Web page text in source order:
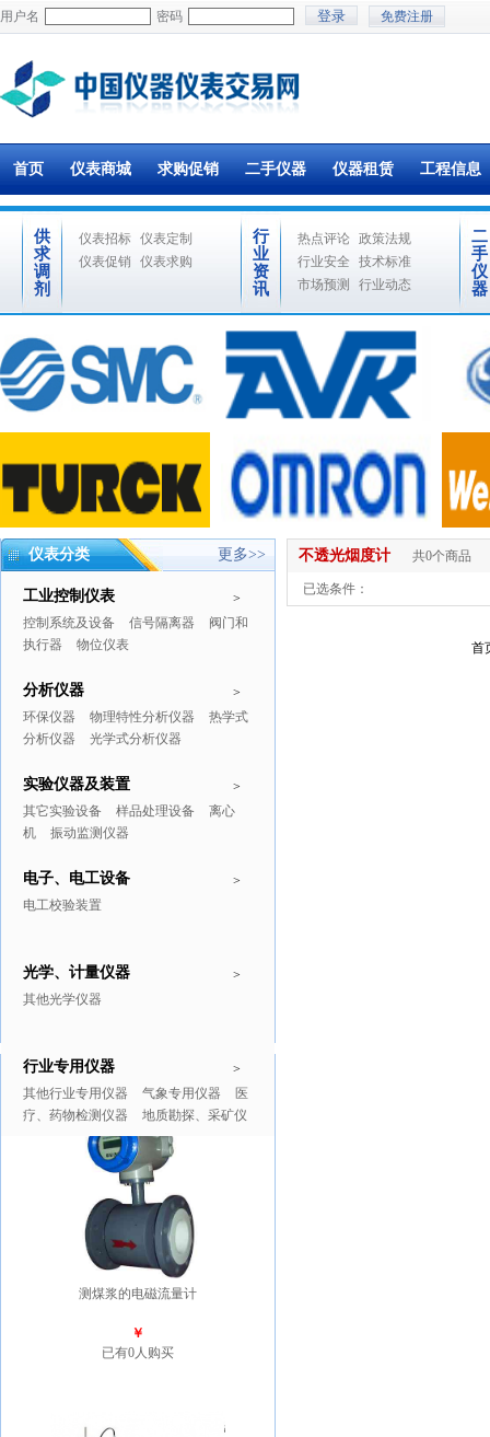
用户名 密码 免费注册
首页 仪表商城 求购促销 二手仪器 仪器租赁 工程信息
供
求
调
剂
仪表招标 仪表定制
仪表促销
仪表求购
行
业
资
讯
热点评论 政策法规
行业安全
技术标准
市场预测
行业动态
二
手
仪
器
仪表分类 更多>>
>
工业控制仪表
控制系统及设备 信号隔离器
阀门和
执行器
物位仪表
>
分析仪器
环保仪器 物理特性分析仪器
热学式
分析仪器
光学式分析仪器
>
实验仪器及装置
其它实验设备 样品处理设备
离心
机
振动监测仪器
>
电子、电工设备
电工校验装置
>
光学、计量仪器
其他光学仪器
>
行业专用仪器
其他行业专用仪器 气象专用仪器
医
疗、药物检测仪器
地质勘探、采矿仪
推广商品 更多>>
测煤浆的电磁流量计
￥
已有0人购买
不透光烟度计 共0个商品
已选条件：
首